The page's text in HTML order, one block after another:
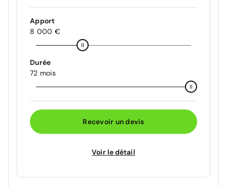
Apport
8 000 €
Durée
72 mois
Recevoir un devis
Voir le détail